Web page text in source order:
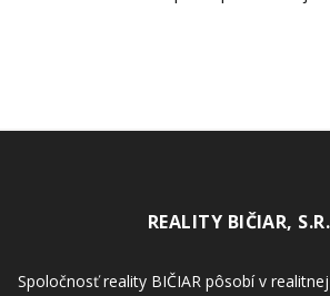
REALITY BIČIAR,
Spoločnosť reality BIČIAR pôsobí v